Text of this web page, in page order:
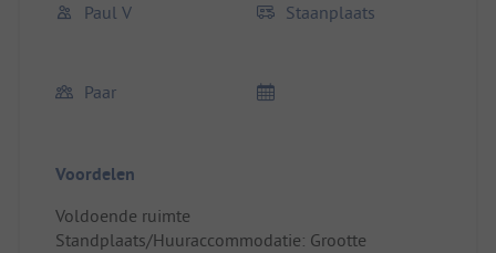
Paul V Staanplaats
Paar
Voordelen
Voldoende ruimte
Standplaats/Huuraccommodatie: Grootte